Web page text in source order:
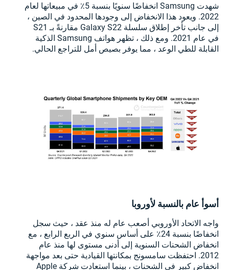
شهدت Samsung انخفاضًا سنويًا بنسبة 5٪ في مبيعاتها لعام
2022. ويعود هذا الانخفاض إلى وجودها المحدود في الصين ،
إلى جانب تأخر إطلاق سلسلة Galaxy S22 مقارنةً بـ S21
في عام 2021. ومع ذلك ، تظهر هواتف Samsung الذكية
القابلة للطي الوعد ، مما يوفر بصيص أمل للتراجع الحالي.
أسوأ عام بالنسبة لأوروبا
واجه الاتحاد الأوروبي أصعب عام له منذ عقد ، حيث سجل
انخفاضًا بنسبة 24٪ على أساس سنوي في الربع الرابع ، مع
انخفاض الشحنات السنوية إلى أدنى مستوى لها منذ عام
2012. احتفظت سامسونج بمكانتها القيادية حتى بعد مواجهة
انخفاض كبير في الشحنات ، بينما استعادت شركة Apple